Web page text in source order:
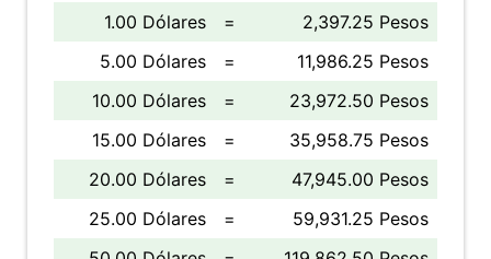
1.00 Dólares =
2,397.25 Pesos
5.00 Dólares
=
11,986.25 Pesos
10.00 Dólares
=
23,972.50 Pesos
15.00 Dólares
=
35,958.75 Pesos
20.00 Dólares
=
47,945.00 Pesos
25.00 Dólares
=
59,931.25 Pesos